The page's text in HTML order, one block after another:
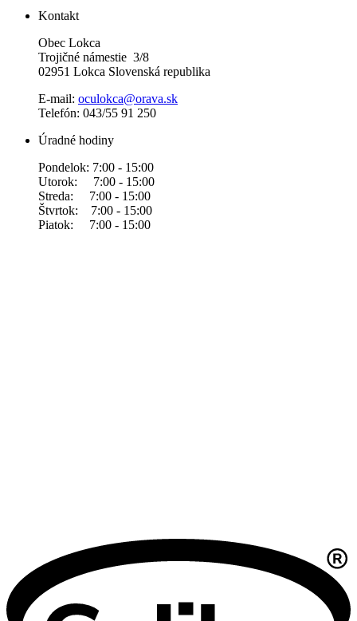
Kontakt
Obec Lokca
Trojičné námestie 3/8
02951 Lokca Slovenská republika
E-mail: oculokca@orava.sk
Telefón: 043/55 91 250
Úradné hodiny
Pondelok: 7:00 - 15:00
Utorok: 7:00 - 15:00
Streda: 7:00 - 15:00
Štvrtok: 7:00 - 15:00
Piatok: 7:00 - 15:00